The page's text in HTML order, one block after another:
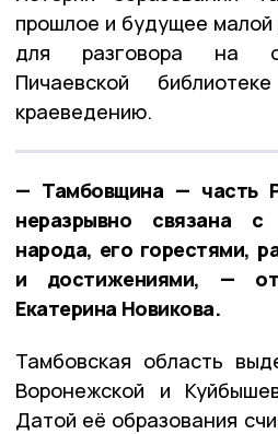
прошлое и будущее малой
для разговора на
Пичаевской
краеведению.
— Тамбовщина — часть
неразрывно связана с
народа, его горестями,
и достижениями, —
Екатерина Новикова.
Тамбовская область
Воронежской и
Датой её образования